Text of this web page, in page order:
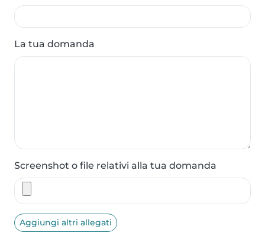
La tua domanda
Screenshot o file relativi alla tua domanda
Aggiungi altri allegati